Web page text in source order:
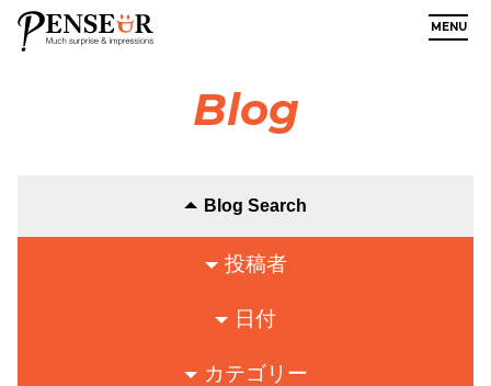
Blog
Blog Search
投稿者
日付
カテゴリー